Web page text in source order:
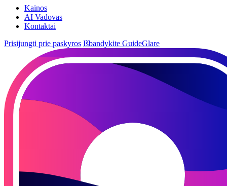
Kainos
AI Vadovas
Kontaktai
Prisijungti prie paskyros Išbandykite GuideGlare